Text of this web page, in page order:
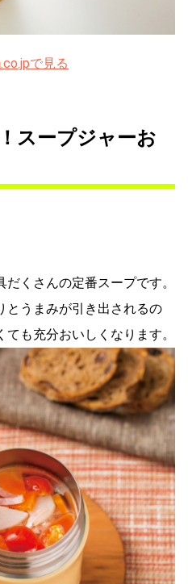
で見る
スープジャーお
くさんの定番スープです。
とうまみが引き出されるの
も充分おいしくなります。